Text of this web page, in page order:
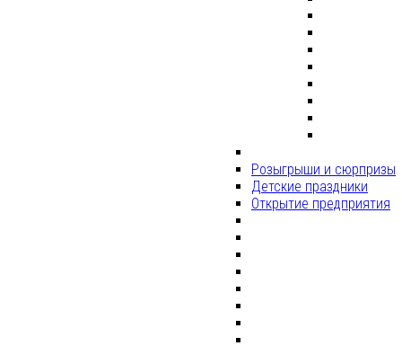
Розыгрыши и сюрпризы
Детские праздники
Открытие предприятия